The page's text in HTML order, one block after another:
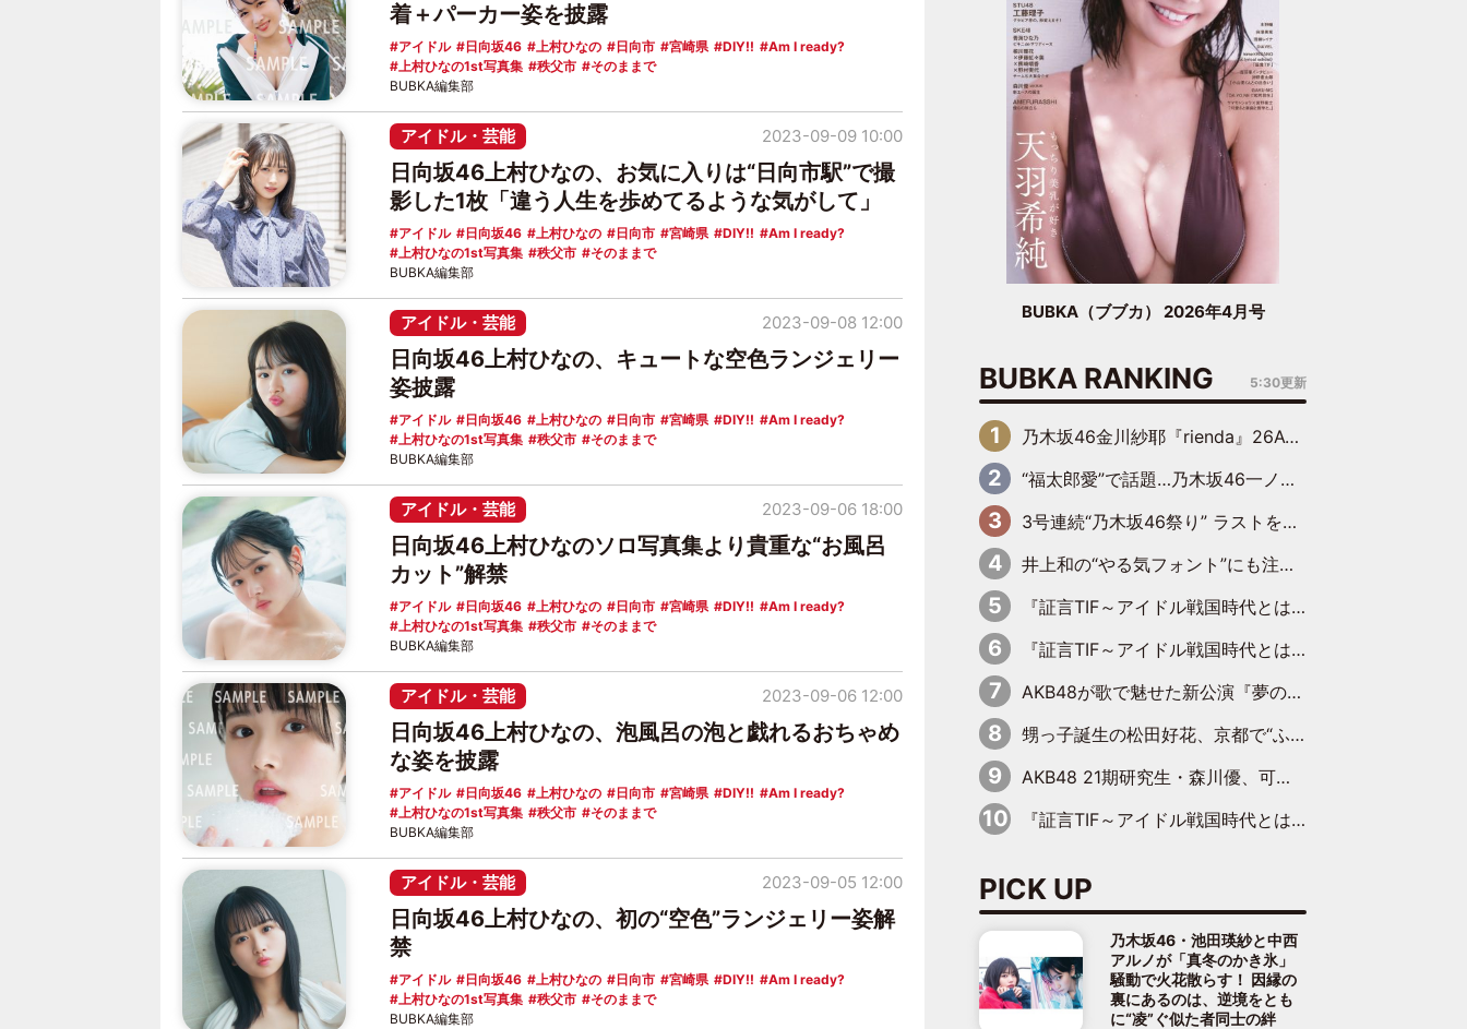
着＋パーカー姿を披露
アイドル 日向坂46 上村ひなの 日向市 宮崎県 DIY!!
Am I ready?
上村ひなの1st写真集
秩父市 そのままで
BUBKA編集部
アイドル・芸能
日向坂46上村ひなの、お気に入りは“日向市駅”で撮
影した1枚「違う人生を歩めてるような気がして」
アイドル 日向坂46 上村ひなの 日向市 宮崎県 DIY!!
Am I ready?
上村ひなの1st写真集
秩父市 そのままで
2023-09-09 10:00
BUBKA編集部
アイドル・芸能
日向坂46上村ひなの、キュートな空色ランジェリー
姿披露
アイドル 日向坂46 上村ひなの 日向市 宮崎県 DIY!!
Am I ready?
上村ひなの1st写真集
秩父市 そのままで
2023-09-08 12:00
BUBKA編集部
アイドル・芸能
日向坂46上村ひなのソロ写真集より貴重な“お風呂
カット”解禁
アイドル 日向坂46 上村ひなの 日向市 宮崎県 DIY!!
Am I ready?
上村ひなの1st写真集
秩父市 そのままで
2023-09-06 18:00
BUBKA編集部
アイドル・芸能
日向坂46上村ひなの、泡風呂の泡と戯れるおちゃめ
な姿を披露
アイドル 日向坂46 上村ひなの 日向市 宮崎県 DIY!!
Am I ready?
上村ひなの1st写真集
秩父市 そのままで
2023-09-06 12:00
BUBKA編集部
アイドル・芸能
日向坂46上村ひなの、初の“空色”ランジェリー姿解
禁
アイドル 日向坂46 上村ひなの 日向市 宮崎県 DIY!!
Am I ready?
上村ひなの1st写真集
秩父市 そのままで
2023-09-05 12:00
BUBKA編集部
BUBKA（ブブカ） 2026年4月号
BUBKA RANKING 5:30更新
乃木坂46金川紗耶『rienda』26AW LOOKモデルに就任
“福太郎愛”で話題…乃木坂46一ノ瀬美空、地元福岡『めんべい25周年トップサポーター』に就任
3号連続“乃木坂46祭り” ラストを飾るのは賀喜遥香…5年ぶりの登場に「5年分大人になった私を見ていただけたら」
井上和の“やる気フォント”にも注目 乃木坂46が挑んだ書道パフォーマンスの舞台裏
『証言TIF～アイドル戦国時代とはなんだったのか～』第6回：でんぱ組.inc・古川未鈴×相沢梨紗「『ハロプロやりたかったな』って言ったら、夢眠ねむさんに『てめえはでんぱ組．incなんだよ！』って肩パンされて(笑)」
『証言TIF～アイドル戦国時代とはなんだったのか～』第11回：私立恵比寿中学・真山りか×安本彩花「TIFで10年ぶりのキョンシーメイクをしたら、場を完全に引かせてしまって。時代が変わったんだなって」
AKB48が歌で魅せた新公演『夢のポップスター』 初日から全身全霊のステージ
甥っ子誕生の松田好花、京都で“ふたつの家族”をはしご！ “母”黒谷友香に見送られ、“父”松岡昌宏とはハシゴ酒
AKB48 21期研究生・森川優、可愛さもある大人の女性に
『証言TIF～アイドル戦国時代とはなんだったのか～』第10回：さくら学院・武藤彩未×飯田らうら「正直、中3で辞めるというのを信じてなくて。そう言われてはいたけど、嘘でしょって」
PICK UP
乃木坂46・池田瑛紗と中西
アルノが「真冬のかき氷」
騒動で火花散らす！ 因縁の
裏にあるのは、逆境をとも
に“凌”ぐ似た者同士の絆